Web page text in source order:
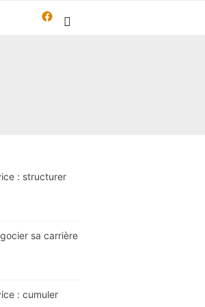
Travailleur-
: structurer
sa carrière
: cumuler